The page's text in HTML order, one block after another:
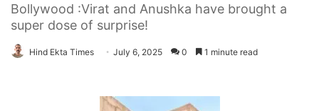
Bollywood :Virat and Anushka have brought a
super dose of surprise!
Hind Ekta Times July 6, 2025 0 1 minute read